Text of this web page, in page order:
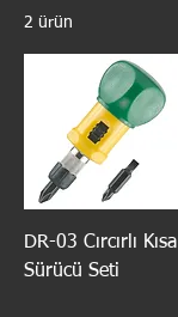
2 ürün
DR-03 Cırcırlı Kısa
Sürücü Seti